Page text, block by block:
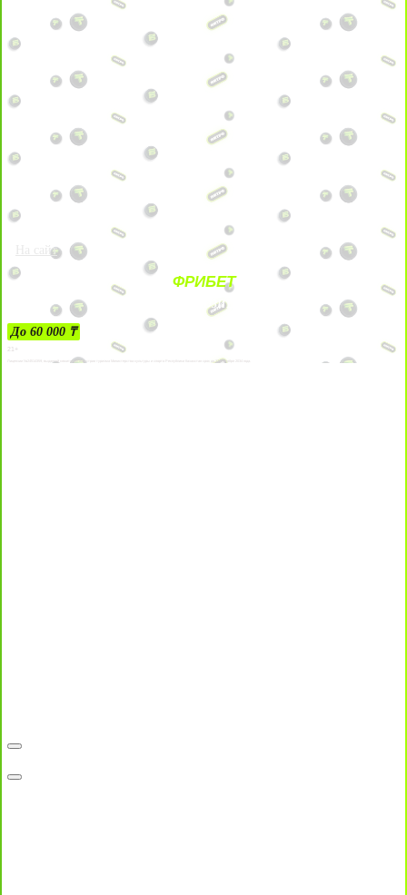
На сайт
ФРИБЕТ
ЗА ДЕПОЗИТЫ
До 60 000 ₸
21+
Лицензии №24514359, выданной комитетом индустрии туризма Министерства культуры и спорта Республики Казахстан срок до 27 сентября 2034 года.